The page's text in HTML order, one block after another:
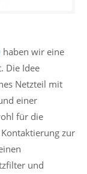
haben wir eine
Die Idee
Netzteil mit
einer
für die
zur
und